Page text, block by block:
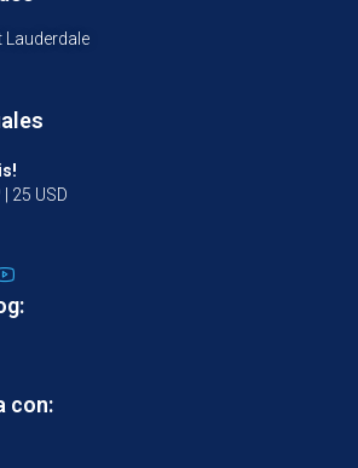
Lauderdale
25 USD
con: